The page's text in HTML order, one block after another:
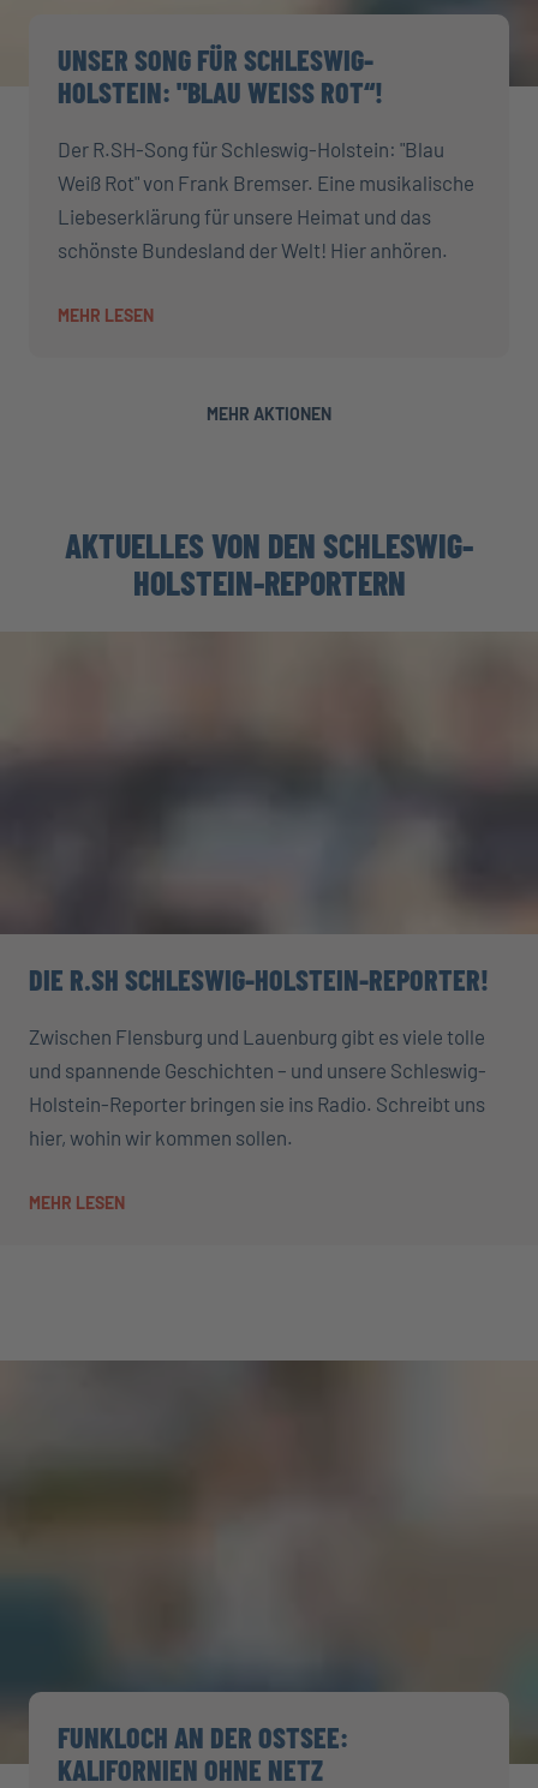
UNSER SONG FÜR SCHLESWIG-
HOLSTEIN: "BLAU WEISS ROT“!
Der R.SH-Song für Schleswig-Holstein: "Blau
Weiß Rot" von Frank Bremser. Eine musikalische
Liebeserklärung für unsere Heimat und das
schönste Bundesland der Welt! Hier anhören.
MEHR LESEN
MEHR AKTIONEN
AKTUELLES VON DEN SCHLESWIG-
HOLSTEIN-REPORTERN
DIE R.SH SCHLESWIG-HOLSTEIN-REPORTER!
Zwischen Flensburg und Lauenburg gibt es viele tolle
und spannende Geschichten – und unsere Schleswig-
Holstein-Reporter bringen sie ins Radio. Schreibt uns
hier, wohin wir kommen sollen.
MEHR LESEN
FUNKLOCH AN DER OSTSEE:
KALIFORNIEN OHNE NETZ